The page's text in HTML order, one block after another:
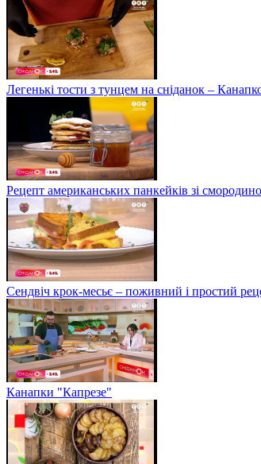
Легенькі тости з тунцем на сніданок –
Рецепт американських панкейків зі
Сендвіч крок-месьє – поживний і простий
Канапки "Капрезе"